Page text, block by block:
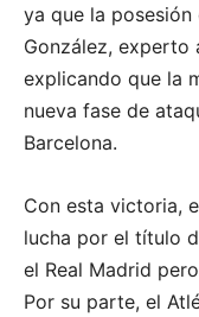
ya que la
González, experto
explicando que la
nueva fase de
Barcelona.
Con esta victoria,
lucha por el título
el Real Madrid
Por su parte, el